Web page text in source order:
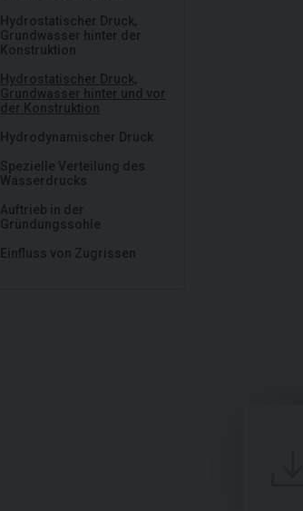
Hydrostatischer Druck,
Grundwasser hinter der
Konstruktion
Hydrostatischer Druck,
Grundwasser hinter und vor
der Konstruktion
Hydrodynamischer Druck
Spezielle Verteilung des
Wasserdrucks
Auftrieb in der
Gründungssohle
Einfluss von Zugrissen